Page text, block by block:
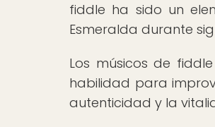
fiddle ha sido un
Esmeralda durante
Los músicos de
habilidad para
autenticidad y la